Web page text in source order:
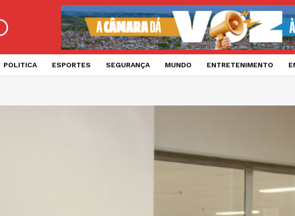
POLITICA ESPORTES SEGURANÇA MUNDO ENTRETENIMENTO